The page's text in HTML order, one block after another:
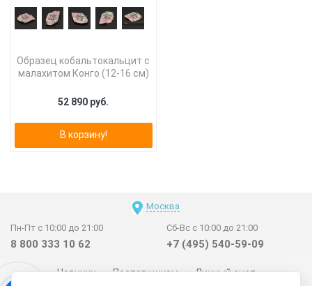
Образец кобальтокальцит с
малахитом Конго (12-16 см)
52 890 руб.
В корзину!
Москва
Пн-Пт с 10:00 до 21:00
8 800 333 10 62
Сб-Вс с 10:00 до 21:00
+7 (495) 540-59-09
Новинки Поставщикам Личный счет